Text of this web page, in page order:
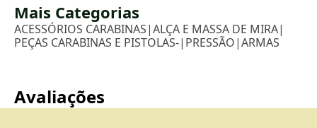
Mais Categorias
ACESSÓRIOS CARABINAS|ALÇA E MASSA DE MIRA|
PEÇAS CARABINAS E PISTOLAS-| PRESSÃO|ARMAS
Avaliações